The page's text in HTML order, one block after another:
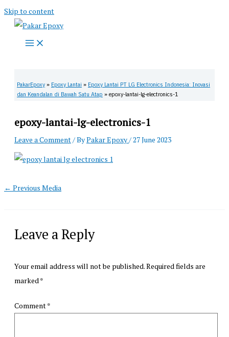
Skip to content
PakarEpoxy » Epoxy Lantai » Epoxy Lantai PT LG Electronics Indonesia: Inovasi
dan Keandalan di Bawah Satu Atap » epoxy-lantai-lg-electronics-1
epoxy-lantai-lg-electronics-1
Leave a Comment/ ByPakar Epoxy/27 June 2023
← Previous Media
Leave a Reply
Your email address will not be published.Required fields are
marked *
Comment*